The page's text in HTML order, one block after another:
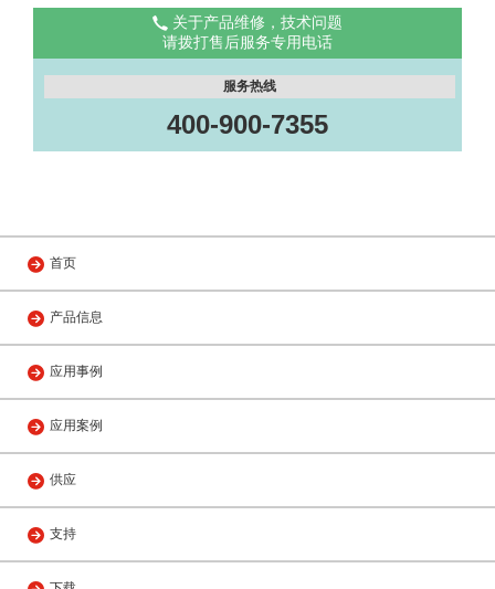
关于产品维修，技术问题
请拨打售后服务专用电话
服务热线
400-900-7355
首页
产品信息
应用事例
应用案例
供应
支持